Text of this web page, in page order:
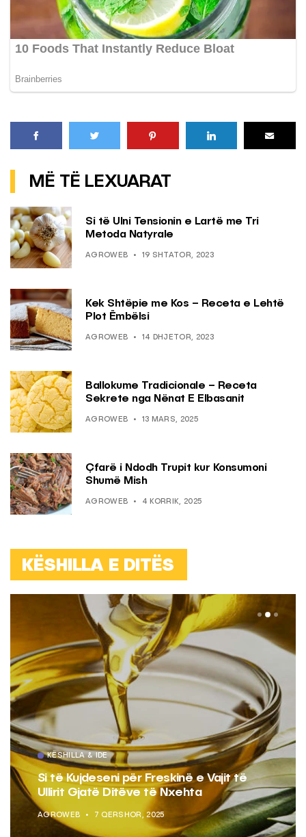
MË TË LEXUARAT
Si të Ulni Tensionin e Lartë me Tri
Metoda Natyrale
AGROWEB 19 SHTATOR, 2023
Kek Shtëpie me Kos – Receta e Lehtë
Plot Ëmbëlsi
AGROWEB 14 DHJETOR, 2023
Ballokume Tradicionale – Receta
Sekrete nga Nënat E Elbasanit
AGROWEB 13 MARS, 2025
Çfarë i Ndodh Trupit kur Konsumoni
Shumë Mish
AGROWEB 4 KORRIK, 2025
KËSHILLA E DITËS
KËSHILLA & IDE
Si të Kujdeseni për Freskinë e Vajit të
Ullirit Gjatë Ditëve të Nxehta
AGROWEB 7 QERSHOR, 2025